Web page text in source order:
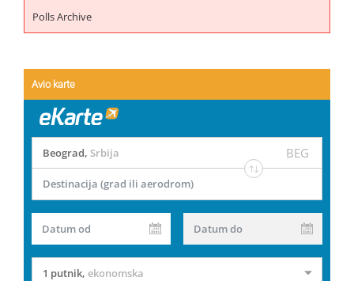
Polls Archive
Avio karte
Beograd, Srbija BEG
Destinacija (grad ili aerodrom)
Datum od Datum do
1 putnik, ekonomska